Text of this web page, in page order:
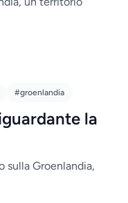
#groenlandia
la
sulla Groenlandia,